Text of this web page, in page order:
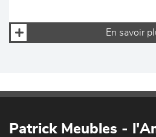
En savoir
Patrick Meubles -